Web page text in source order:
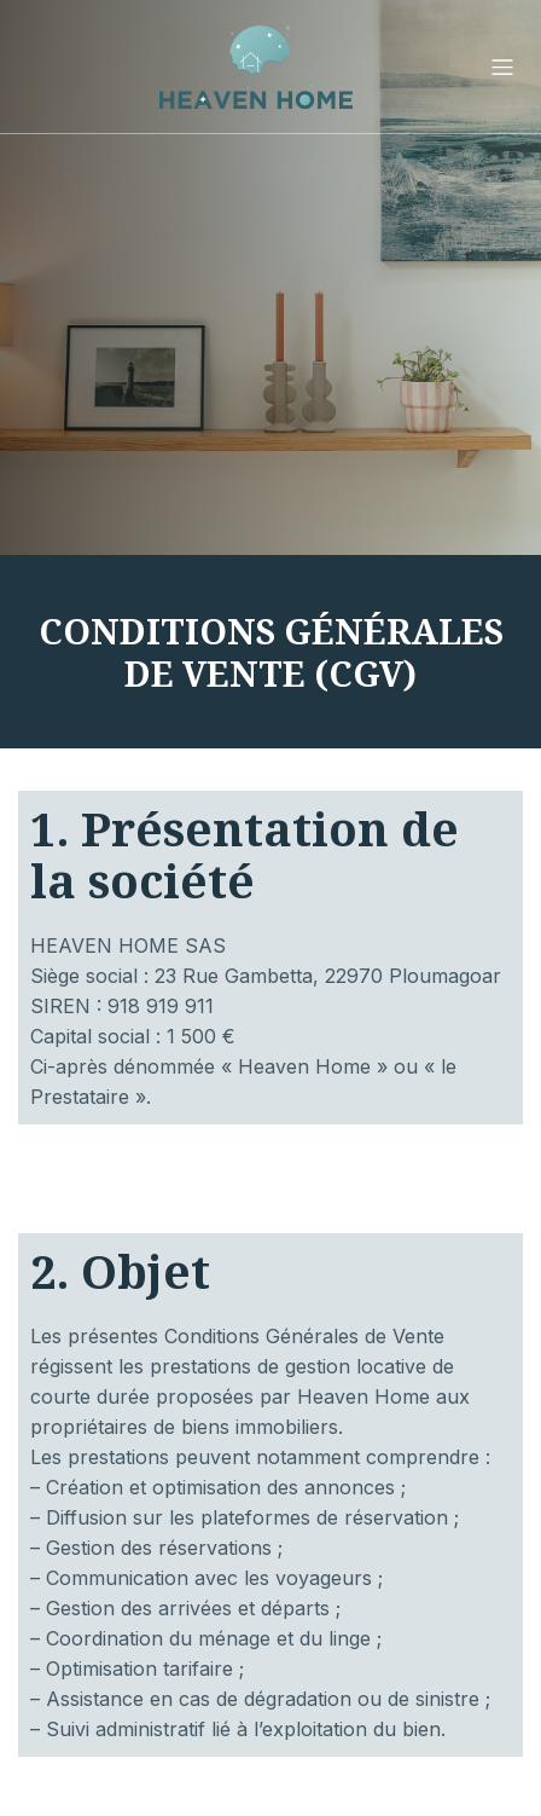
CONDITIONS GÉNÉRALES
DE VENTE (CGV)
1. Présentation de
la société
HEAVEN HOME SAS
Siège social : 23 Rue Gambetta, 22970 Ploumagoar
SIREN : 918 919 911
Capital social : 1 500 €
Ci-après dénommée « Heaven Home » ou « le
Prestataire ».
2. Objet
Les présentes Conditions Générales de Vente
régissent les prestations de gestion locative de
courte durée proposées par Heaven Home aux
propriétaires de biens immobiliers.
Les prestations peuvent notamment comprendre :
– Création et optimisation des annonces ;
– Diffusion sur les plateformes de réservation ;
– Gestion des réservations ;
– Communication avec les voyageurs ;
– Gestion des arrivées et départs ;
– Coordination du ménage et du linge ;
– Optimisation tarifaire ;
– Assistance en cas de dégradation ou de sinistre ;
– Suivi administratif lié à l’exploitation du bien.